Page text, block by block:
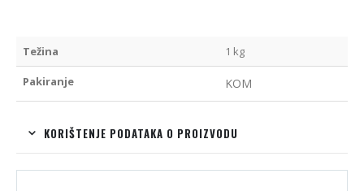
Težina 1 kg
Pakiranje KOM
KORIŠTENJE PODATAKA O PROIZVODU